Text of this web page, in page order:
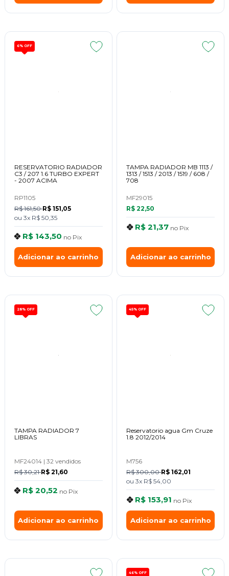
6% OFF
RESERVATORIO RADIADOR
C3 / 207 1.6 TURBO EXPERT
- 2007 ACIMA
RP1105
R$ 161,50R$ 151,05
ou 3x R$ 50,35
R$ 143,50 no Pix
Adicionar ao carrinho
TAMPA RADIADOR MB 1113 /
1313 / 1513 / 2013 / 1519 / 608 /
708
MF29015
R$ 22,50
R$ 21,37 no Pix
Adicionar ao carrinho
28% OFF
TAMPA RADIADOR 7
LIBRAS
MF24014 | 32 vendidos
R$ 30,21R$ 21,60
R$ 20,52 no Pix
Adicionar ao carrinho
45% OFF
Reservatorio agua Gm Cruze
1.8 2012/2014
M756
R$ 300,00R$ 162,01
ou 3x R$ 54,00
R$ 153,91 no Pix
Adicionar ao carrinho
46% OFF